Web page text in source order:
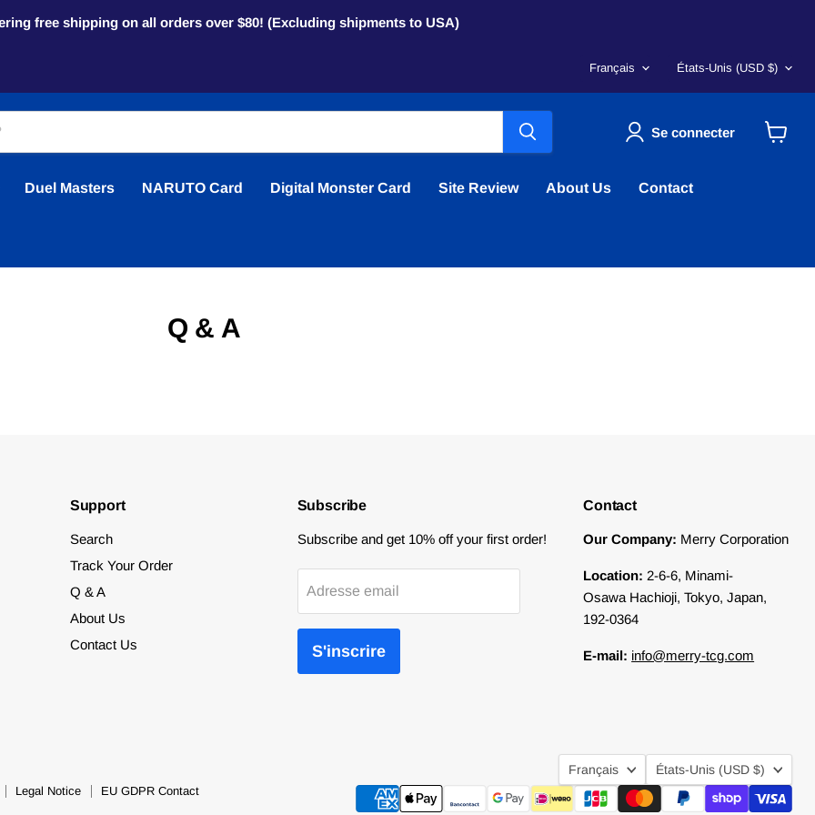
free shipping on all orders over $80! (Excluding shipments to USA)
Langue
Français Pays
États-Unis (USD $)
Se connecter
Duel Masters NARUTO Card Digital Monster Card Site Review About Us Contact
Q & A
Support
Search
Track Your Order
Q & A
About Us
Contact Us
Subscribe
Subscribe and get 10% off your first order!
Adresse email
S'inscrire
Contact
Our Company: Merry Corporation
Location: 2-6-6, Minami-
Osawa Hachioji, Tokyo, Japan,
192-0364
E-mail: info@merry-tcg.com
Langue
Français Pays
États-Unis (USD $)
Legal Notice EU GDPR Contact